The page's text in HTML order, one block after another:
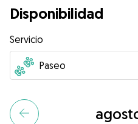
Disponibilidad
Servicio